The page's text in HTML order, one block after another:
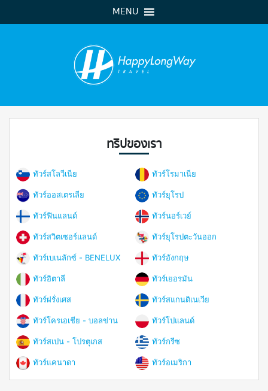
MENU
ทริปของเรา
ทัวร์สโลวีเนีย ทัวร์โรมาเนีย
ทัวร์ออสเตรเลีย ทัวร์ยุโรป
ทัวร์ฟินแลนด์ ทัวร์นอร์เวย์
ทัวร์สวิตเซอร์แลนด์ ทัวร์ยุโรปตะวันออก
ทัวร์เบเนลักซ์ - BENELUX ทัวร์อังกฤษ
ทัวร์อิตาลี ทัวร์เยอรมัน
ทัวร์ฝรั่งเศส ทัวร์สแกนดิเนเวีย
ทัวร์โครเอเชีย - บอลข่าน ทัวร์โปแลนด์
ทัวร์สเปน - โปรตุเกส ทัวร์กรีซ
ทัวร์แคนาดา ทัวร์อเมริกา